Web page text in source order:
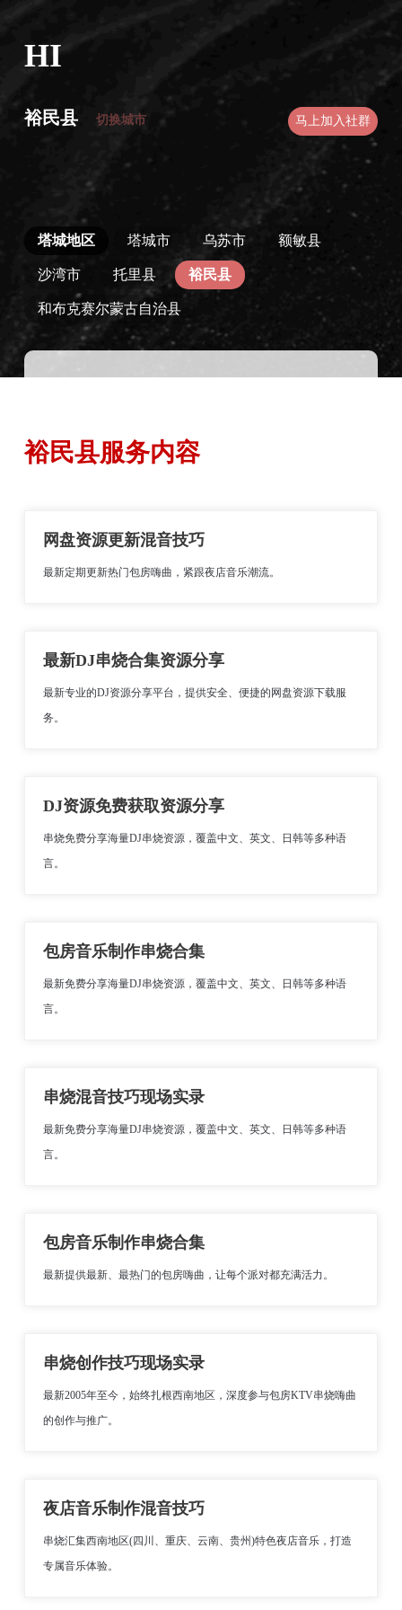
HI
裕民县 切换城市 马上加入社群
塔城地区 塔城市 乌苏市 额敏县
沙湾市 托里县 裕民县
和布克赛尔蒙古自治县
裕民县服务内容
网盘资源更新混音技巧
最新定期更新热门包房嗨曲，紧跟夜店音乐潮流。
最新DJ串烧合集资源分享
最新专业的DJ资源分享平台，提供安全、便捷的网盘资源下载服
务。
DJ资源免费获取资源分享
串烧免费分享海量DJ串烧资源，覆盖中文、英文、日韩等多种语
言。
包房音乐制作串烧合集
最新免费分享海量DJ串烧资源，覆盖中文、英文、日韩等多种语
言。
串烧混音技巧现场实录
最新免费分享海量DJ串烧资源，覆盖中文、英文、日韩等多种语
言。
包房音乐制作串烧合集
最新提供最新、最热门的包房嗨曲，让每个派对都充满活力。
串烧创作技巧现场实录
最新2005年至今，始终扎根西南地区，深度参与包房KTV串烧嗨曲
的创作与推广。
夜店音乐制作混音技巧
串烧汇集西南地区(四川、重庆、云南、贵州)特色夜店音乐，打造
专属音乐体验。